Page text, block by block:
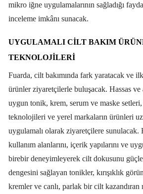
mikro iğne uygulamalarının sağladığı
inceleme imkânı sunacak.
UYGULAMALI CİLT BAKIM
TEKNOLOJİLERİ
Fuarda, cilt bakımında fark yaratacak ve
ürünler ziyaretçilerle buluşacak. Hassas
uygun tonik, krem, serum ve maske
teknolojileri ve yerel markaların ürünleri
uygulamalı olarak ziyaretçilere sunulacak.
kullanım alanlarını, içerik yapılarını ve
birebir deneyimleyerek cilt dokusunu
dengesini sağlayan tonikler, kırışıklık
kremler ve canlı, parlak bir cilt